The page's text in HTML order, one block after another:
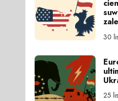
30
25